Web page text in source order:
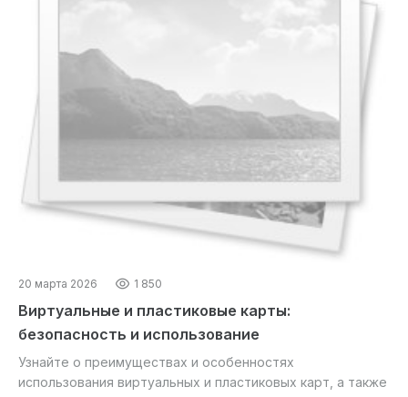
20 марта 2026 1 850
Виртуальные и пластиковые карты:
безопасность и использование
Узнайте о преимуществах и особенностях
использования виртуальных и пластиковых карт, а также